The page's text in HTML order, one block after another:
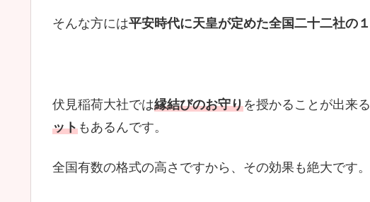
そんな方には平安時代に天皇が定めた全国二十二社の
伏見稲荷大社では縁結びのお守りを授かることが出来
ットもあるんです。
全国有数の格式の高さですから、その効果も絶大です。